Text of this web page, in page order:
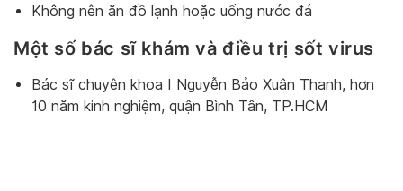
Không nên ăn đồ lạnh hoặc uống nước đá
Một số bác sĩ khám và điều trị sốt virus
Bác sĩ chuyên khoa I Nguyễn Bảo Xuân Thanh, hơn
10 năm kinh nghiệm, quận Bình Tân, TP.HCM